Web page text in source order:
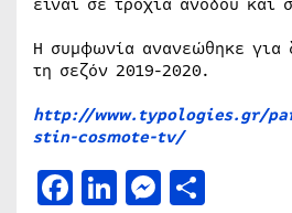
Η συμφωνία ανανεώθηκε για
τη σεζόν 2019-2020.
http://www.typologies.gr/
stin-cosmote-tv/
Facebook
LinkedIn